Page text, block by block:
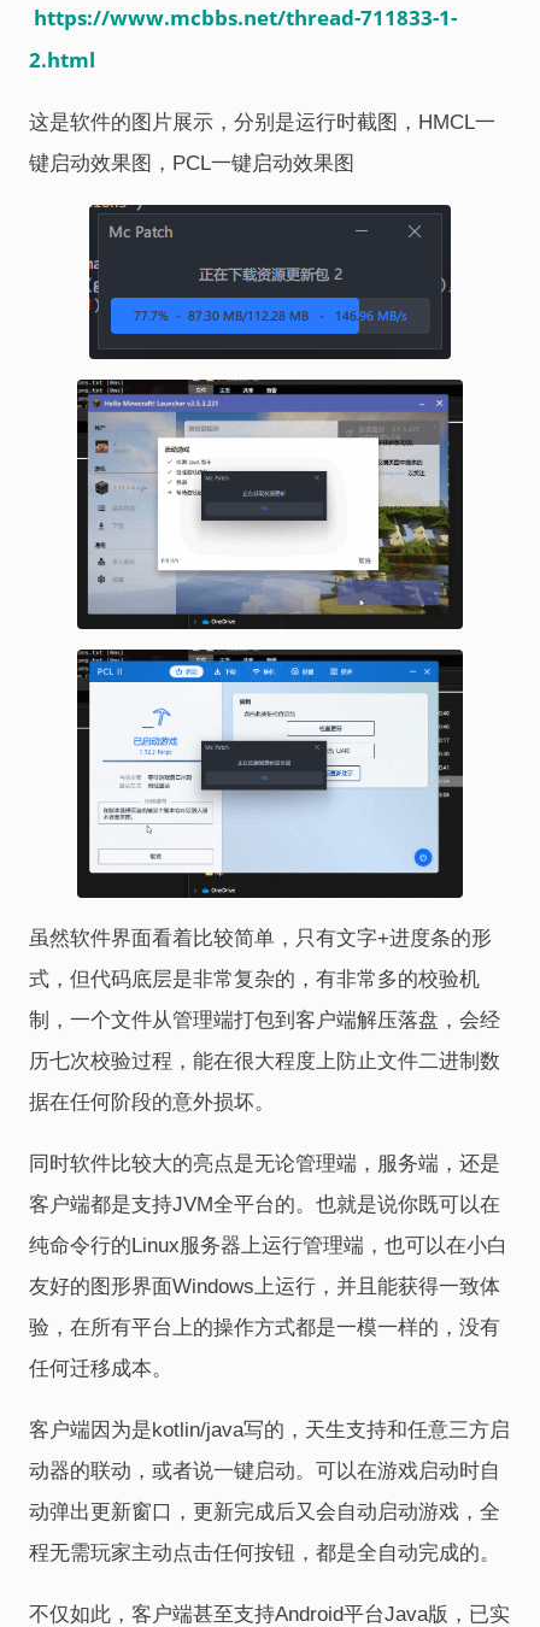
https://www.mcbbs.net/thread-711833-1-
2.html
这是软件的图片展示，分别是运行时截图，HMCL一
键启动效果图，PCL一键启动效果图
虽然软件界面看着比较简单，只有文字+进度条的形
式，但代码底层是非常复杂的，有非常多的校验机
制，一个文件从管理端打包到客户端解压落盘，会经
历七次校验过程，能在很大程度上防止文件二进制数
据在任何阶段的意外损坏。
同时软件比较大的亮点是无论管理端，服务端，还是
客户端都是支持JVM全平台的。也就是说你既可以在
纯命令行的Linux服务器上运行管理端，也可以在小白
友好的图形界面Windows上运行，并且能获得一致体
验，在所有平台上的操作方式都是一模一样的，没有
任何迁移成本。
客户端因为是kotlin/java写的，天生支持和任意三方启
动器的联动，或者说一键启动。可以在游戏启动时自
动弹出更新窗口，更新完成后又会自动启动游戏，全
程无需玩家主动点击任何按钮，都是全自动完成的。
不仅如此，客户端甚至支持Android平台Java版，已实